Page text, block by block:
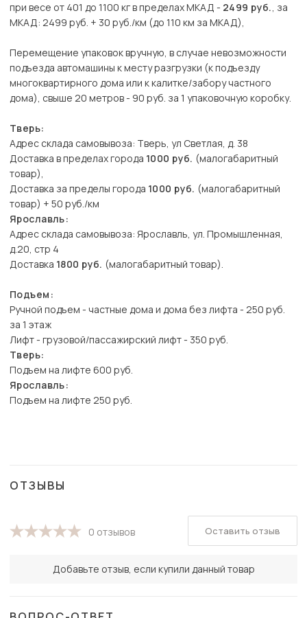
при весе от 401 до 1100 кг в пределах МКАД - 2499 руб., за
МКАД: 2499 руб. + 30 руб./км (до 110 км за МКАД),
Перемещение упаковок вручную, в случае невозможности
подъезда автомашины к месту разгрузки (к подъезду
многоквартирного дома или к калитке/забору частного
дома), свыше 20 метров - 90 руб. за 1 упаковочную коробку.
Тверь:
Адрес склада самовывоза: Тверь, ул Светлая, д. 38
Доставка в пределах города 1000 руб. (малогабаритный
товар),
Доставка за пределы города 1000 руб. (малогабаритный
товар) + 50 руб./км
Ярославль:
Адрес склада самовывоза: Ярославль, ул. Промышленная,
д.20, стр 4
Доставка 1800 руб. (малогабаритный товар).
Подъем:
Ручной подъем - частные дома и дома без лифта - 250 руб.
за 1 этаж
Лифт - грузовой/пассажирский лифт - 350 руб.
Тверь:
Подъем на лифте 600 руб.
Ярославль:
Подъем на лифте 250 руб.
ОТЗЫВЫ
0 отзывов
Добавьте отзыв, если купили данный товар
Оставить отзыв